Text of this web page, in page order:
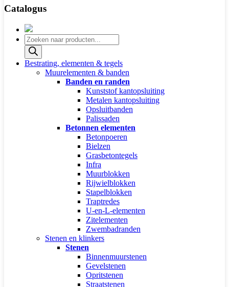
Catalogus
Producten
zoeken
Bestrating, elementen & tegels
Muurelementen & banden
Banden en randen
Kunststof kantopsluiting
Metalen kantopsluiting
Opsluitbanden
Palissaden
Betonnen elementen
Betonpoeren
Bielzen
Grasbetontegels
Infra
Muurblokken
Rijwielblokken
Stapelblokken
Traptredes
U-en-L-elementen
Zitelementen
Zwembadranden
Stenen en klinkers
Stenen
Binnenmuurstenen
Gevelstenen
Opritstenen
Straatstenen